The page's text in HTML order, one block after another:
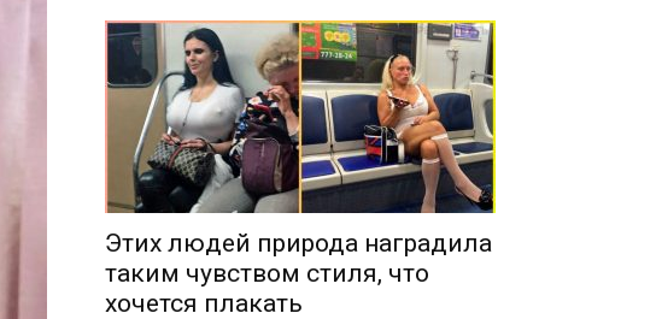
Этих людей природа наградила
таким чувством стиля, что
хочется плакать